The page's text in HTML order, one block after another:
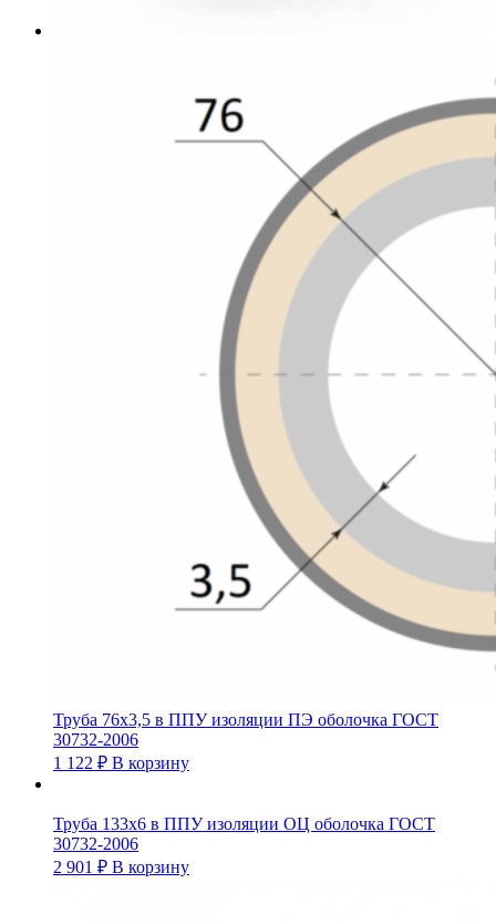
Труба 76х3,5 в ППУ изоляции ПЭ оболочка ГОСТ
30732-2006
1 122 ₽ В корзину
Труба 133х6 в ППУ изоляции ОЦ оболочка ГОСТ
30732-2006
2 901 ₽ В корзину